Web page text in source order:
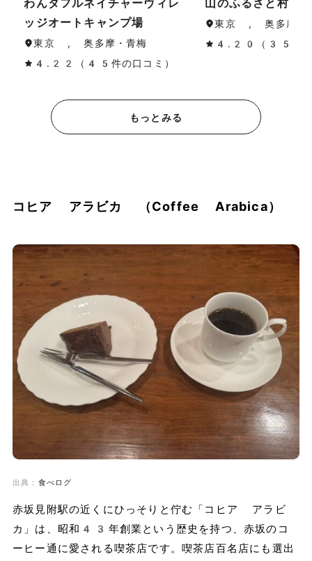
わんダフルネイチャーヴィレ
ッジオートキャンプ場
東京 , 奥多摩・青梅
4.22（45件の口コミ）
山のふるさと村キ
東京 , 奥多摩・
4.20（35件の
もっとみる
コヒア アラビカ （Coffee Arabica）
出典： 食べログ
赤坂見附駅の近くにひっそりと佇む「コヒア アラビ
カ」は、昭和43年創業という歴史を持つ、赤坂のコ
ーヒー通に愛される喫茶店です。喫茶店百名店にも選出